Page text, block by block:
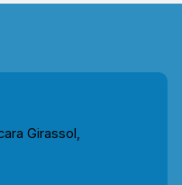
Girassol,